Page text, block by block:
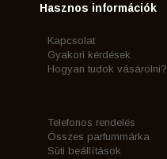
Hasznos információk
Kapcsolat
Gyakori kérdések
Hogyan tudok vásárolni?
Telefonos rendelés
Összes parfummárka
Süti beállítások